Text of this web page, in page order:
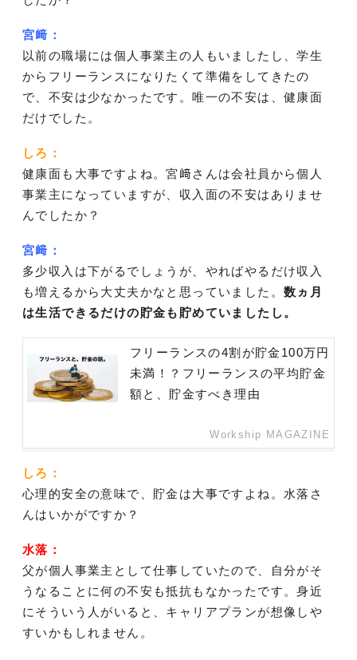
宮﨑：
以前の職場には個人事業主の人もいましたし、学生
からフリーランスになりたくて準備をしてきたの
で、不安は少なかったです。唯一の不安は、健康面
だけでした。
しろ：
健康面も大事ですよね。宮﨑さんは会社員から個人
事業主になっていますが、収入面の不安はありませ
んでしたか？
宮﨑：
多少収入は下がるでしょうが、やればやるだけ収入
も増えるから大丈夫かなと思っていました。 数ヵ月
は生活できるだけの貯金も貯めていましたし。
フリーランスの4割が貯金100万円
未満！？フリーランスの平均貯金
額と、貯金すべき理由
Workship MAGAZINE
しろ：
心理的安全の意味で、貯金は大事ですよね。水落さ
んはいかがですか？
水落：
父が個人事業主として仕事していたので、自分がそ
うなることに何の不安も抵抗もなかったです。身近
にそういう人がいると、キャリアプランが想像しや
すいかもしれません。